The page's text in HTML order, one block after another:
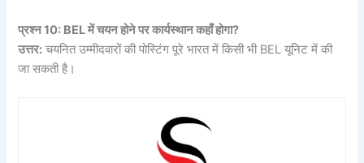
प्रश्न 10: BEL में चयन होने पर कार्यस्थान कहाँ होगा?
उत्तर: चयनित उम्मीदवारों की पोस्टिंग पूरे भारत में किसी भी BEL यूनिट में की
जा सकती है।